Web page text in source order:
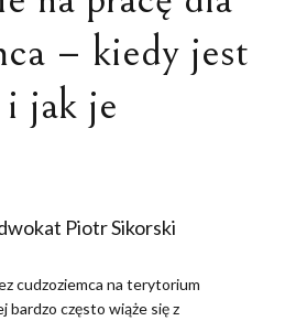
– kiedy jest
jak je
Piotr Sikorski
cudzoziemca na terytorium
bardzo często wiąże się z